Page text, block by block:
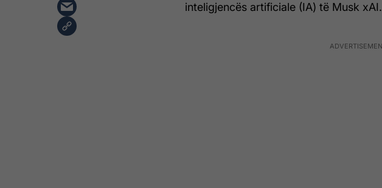
inteligjencës artificiale (IA) të Musk xAI.